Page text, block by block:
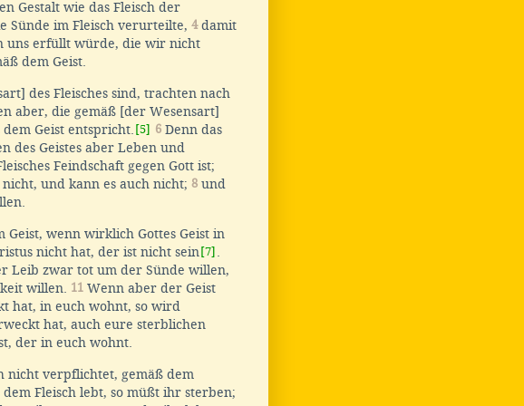
Gestalt wie das Fleisch der
Sünde im Fleisch verurteilte, 4damit
uns erfüllt würde, die wir nicht
dem Geist.
des Fleisches sind, trachten nach
aber, die gemäß [der Wesensart]
Geist entspricht. [5] 6 Denn das
des Geistes aber Leben und
Feindschaft gegen Gott ist;
und kann es auch nicht; 8 und
wenn wirklich Gottes Geist in
nicht hat, der ist nicht sein [7]
Leib zwar tot um der Sünde willen,
willen. 11 Wenn aber der Geist
hat, in euch wohnt, so wird
hat, auch eure sterblichen
der in euch wohnt.
nicht verpflichtet, gemäß dem
Fleisch lebt, so müßt ihr sterben;